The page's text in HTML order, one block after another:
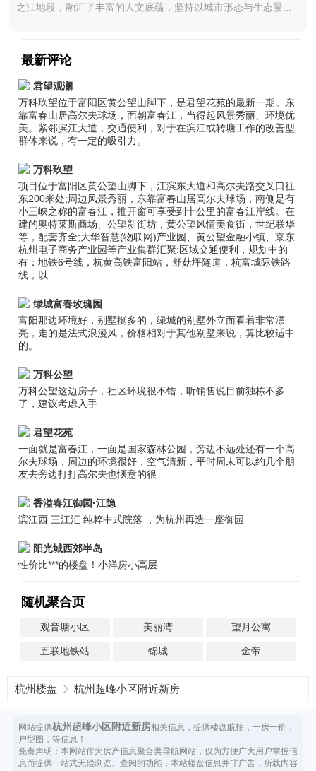
之江地段，融汇了丰富的人文底蕴，坚持以城市形态与生态景...
最新评论
君望观澜
万科玖望位于富阳区黄公望山脚下，是君望花苑的最新一期。东
靠富春山居高尔夫球场，面朝富春江，当得起风景秀丽、环境优
美。紧邻滨江大道，交通便利，对于在滨江或转塘工作的改善型
群体来说，有一定的吸引力。
万科玖望
项目位于富阳区黄公望山脚下，江滨东大道和高尔夫路交叉口往
东200米处;周边风景秀丽，东靠富春山居高尔夫球场，南侧是有
小三峡之称的富春江，推开窗可享受到十公里的富春江岸线。在
建的奥特莱斯商场、公望新街坊，黄公望风情美食街，世纪联华
等，配套齐全;大华智慧(物联网)产业园、黄公望金融小镇、京东
杭州电子商务产业园等产业集群汇聚;区域交通便利，规划中的
有：地铁6号线，杭黄高铁富阳站，舒菇坪隧道，杭富城际铁路
线，以...
绿城富春玫瑰园
富阳那边环境好，别墅挺多的，绿城的别墅外立面看着非常漂
亮，走的是法式浪漫风，价格相对于其他别墅来说，算比较适中
的。
万科公望
万科公望这边房子，社区环境很不错，听销售说目前独栋不多
了，建议考虑入手
君望花苑
一面就是富春江，一面是国家森林公园，旁边不远处还有一个高
尔夫球场，周边的环境很好，空气清新，平时周末可以约几个朋
友去旁边打打高尔夫也惬意的很
香溢春江御园·江隐
滨江西 三江汇 纯粹中式院落 ，为杭州再造一座御园
阳光城西郊半岛
性价比***的楼盘！小洋房小高层
随机聚合页
观音塘小区 美丽湾 望月公寓
五联地铁站 锦城 金帝
杭州楼盘 杭州超峰小区附近新房
网站提供杭州超峰小区附近新房相关信息，提供楼盘航拍，一房一价，
户型图，等信息！
免责声明：本网站作为房产信息聚合类导航网站，仅为方便广大用户掌握信
息而提供一站式无偿浏览、查阅的功能，本站楼盘信息并非广告，所载内容